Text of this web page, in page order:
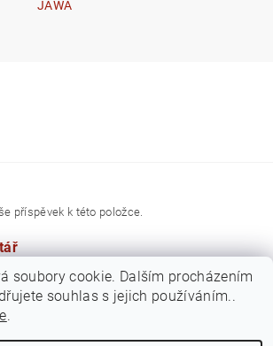
JAWA
příspěvek k této položce.
soubory cookie. Dalším procházením
souhlas s jejich používáním..
.